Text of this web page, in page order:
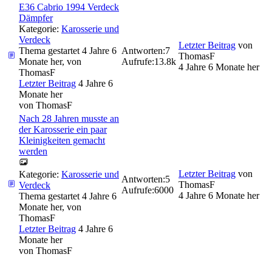
E36 Cabrio 1994 Verdeck
Dämpfer
Kategorie: Karosserie und
Verdeck
Thema gestartet 4 Jahre 6
Monate her, von
ThomasF
Letzter Beitrag 4 Jahre 6
Monate her
von ThomasF
Antworten:7
Aufrufe:13.8k
Letzter Beitrag von
ThomasF
4 Jahre 6 Monate her
Nach 28 Jahren musste an
der Karosserie ein paar
Kleinigkeiten gemacht
werden
Kategorie: Karosserie und
Verdeck
Thema gestartet 4 Jahre 6
Monate her, von
ThomasF
Letzter Beitrag 4 Jahre 6
Monate her
von ThomasF
Antworten:5
Aufrufe:6000
Letzter Beitrag von
ThomasF
4 Jahre 6 Monate her